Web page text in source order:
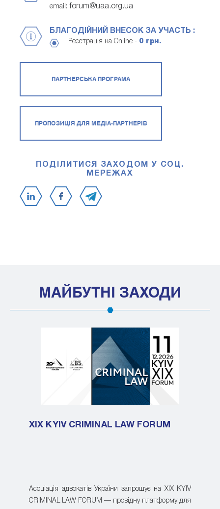
email: forum@uaa.org.ua
БЛАГОДІЙНИЙ ВНЕСОК ЗА УЧАСТЬ :
Реєстрація на Online - 0 грн.
ПАРТНЕРСЬКА ПРОГРАМА
ПРОПОЗИЦІЯ ДЛЯ МЕДІА-ПАРТНЕРІВ
ПОДІЛИТИСЯ ЗАХОДОМ У СОЦ.
МЕРЕЖАХ
МАЙБУТНІ ЗАХОДИ
XIX KYIV CRIMINAL LAW FORUM
Асоціація адвокатів України запрошує на XIX KYIV
CRIMINAL LAW FORUM — провідну платформу для